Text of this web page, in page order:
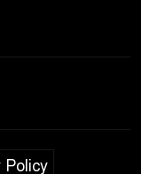
Video viral
Policy